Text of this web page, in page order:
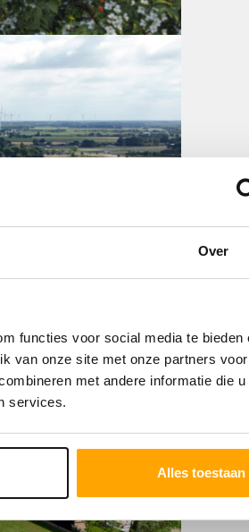
Over
functies voor social media te bieden
van onze site met onze partners
met andere informatie die
services.
Alles toestaan